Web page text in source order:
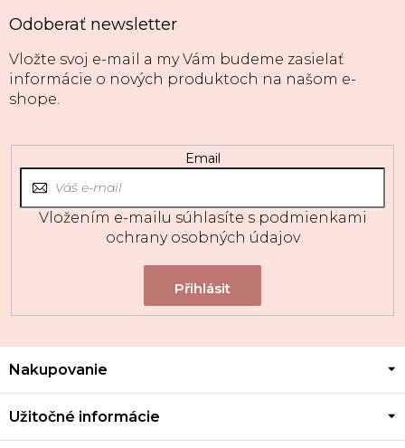
Odoberať newsletter
Vložte svoj e-mail a my Vám budeme zasielať
informácie o nových produktoch na našom e-
shope.
Email
Vložením e-mailu súhlasíte s podmienkami
ochrany osobných údajov
Z
p
t
Nakupovanie
Užitočné informácie